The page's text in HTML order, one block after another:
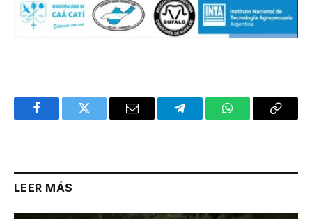
FacebookTwitter Email TelegramWhatsAppCopy
LEER MÁS